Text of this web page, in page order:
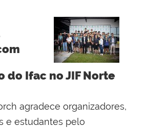
do Ifac no JIF Norte
agradece organizadores,
e estudantes pelo